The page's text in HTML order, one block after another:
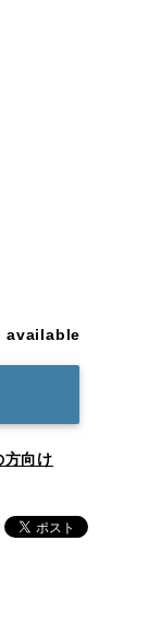
available
方向け